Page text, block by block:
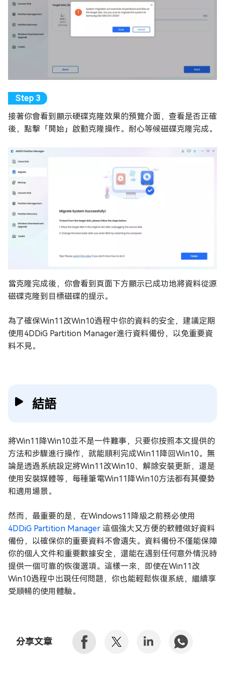
接著你會看到顯示硬碟克隆效果的預覽介面，查看是否正確
後，點擊「開始」啟動克隆操作。耐心等候磁碟克隆完成。
當克隆完成後，你會看到頁面下方顯示已成功地將資料從源
磁碟克隆到目標磁碟的提示。
為了確保Win11改Win10過程中你的資料的安全，建議定期
使用4DDiG Partition Manager進行資料備份，以免重要資
料不見。
結語
將Win11降Win10並不是一件難事，只要你按照本文提供的
方法和步驟進行操作，就能順利完成Win11降回Win10。無
論是透過系統設定將Win11改Win10、解除安裝更新，還是
使用安裝媒體等，每種筆電Win11降Win10方法都有其優勢
和適用場景。
然而，最重要的是，在Windows11降級之前務必使用
4DDiG Partition Manager 這個強大又方便的軟體做好資料
備份，以確保你的重要資料不會遺失。資料備份不僅能保障
你的個人文件和重要數據安全，還能在遇到任何意外情況時
提供一個可靠的恢復選項。這樣一來，即使在Win11改
Win10過程中出現任何問題，你也能輕鬆恢復系統，繼續享
受順暢的使用體驗。
分享文章